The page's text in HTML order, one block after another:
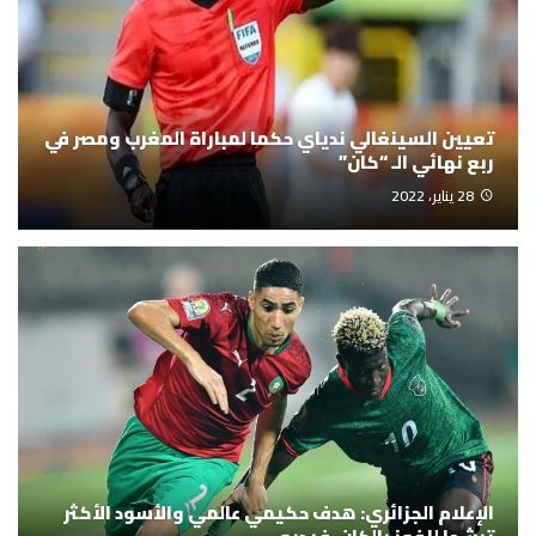
تعيين السينغالي ندياي حكما لمباراة المغرب ومصر في
ربع نهائي الـ “كان”
28 يناير، 2022
الإعلام الجزائري: هدف حكيمي عالمي والأسود الأكثر